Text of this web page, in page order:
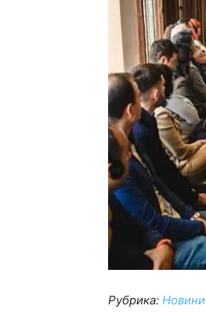
Рубрика: Новини